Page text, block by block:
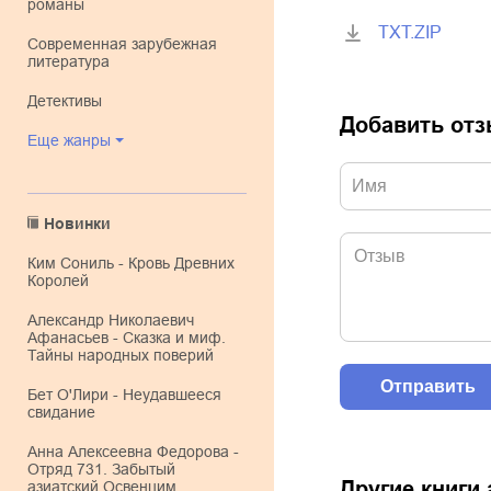
романы
современная зарубежная
литература
детективы
Еще жанры
Новинки
Ким Сониль - Кровь Древних
Королей
Александр Николаевич
Афанасьев - Сказка и миф.
Тайны народных поверий
Бет О'Лири - Неудавшееся
свидание
Анна Алексеевна Федорова -
Отряд 731. Забытый
азиатский Освенцим
TXT.ZIP
Добавить